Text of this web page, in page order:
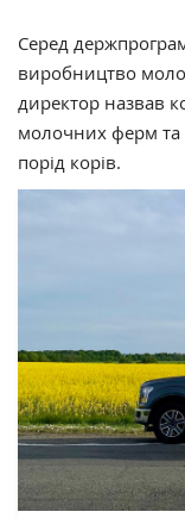
Серед
виробництво
директор назвав
молочних ферм та
порід корів.